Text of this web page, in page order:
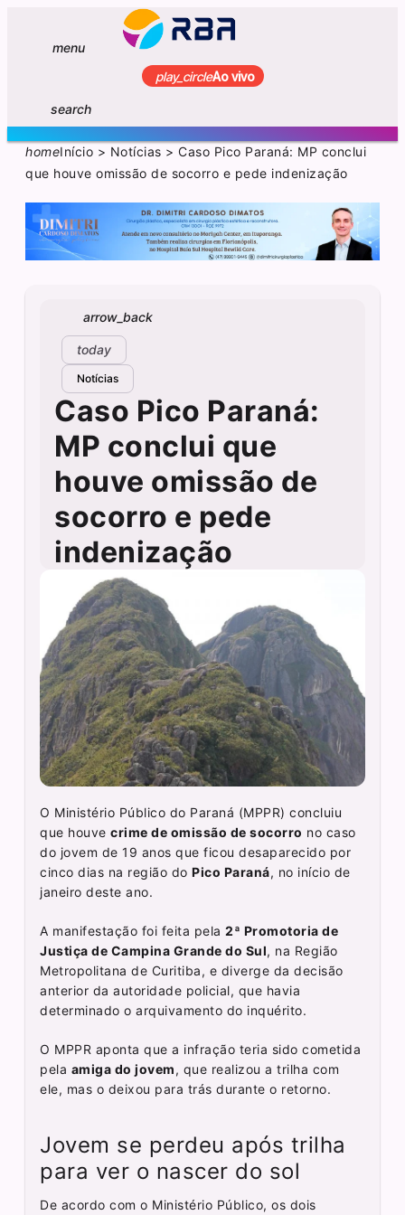
menu
play_circleAo vivo
search
homeInício > Notícias >Caso Pico Paraná: MP conclui
que houve omissão de socorro e pede indenização
arrow_back
today
Notícias
Caso Pico Paraná:
MP conclui que
houve omissão de
socorro e pede
indenização
O Ministério Público do Paraná (MPPR) concluiu
que houvecrime de omissão de socorro no caso
do jovem de 19 anos que ficou desaparecido por
cinco dias na região doPico Paraná, no início de
janeiro deste ano.
A manifestação foi feita pela2ª Promotoria de
Justiça de Campina Grande do Sul, na Região
Metropolitana de Curitiba, e diverge da decisão
anterior da autoridade policial, que havia
determinado o arquivamento do inquérito.
O MPPR aponta que a infração teria sido cometida
pela amiga do jovem, que realizou a trilha com
ele, mas o deixou para trás durante o retorno.
Jovem se perdeu após trilha
para ver o nascer do sol
De acordo com o Ministério Público, os dois